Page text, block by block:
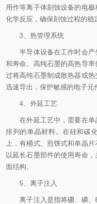
用作等离子体刻蚀设备的电
化学反应，确保刻蚀过程的稳
3、热管理系统
半导体设备在工作时会产
和寿命。高纯石墨的高热导
过将高纯石墨制成散热器或
迅速导出，保护敏感的电子元
4、外延工艺
在外延工艺中，需要在单
排列的单晶材料。在硅和碳
上，有桶式、煎饼式和单晶
以延长石墨部件的使用寿命
面结构。
5、离子注入
离子注入是指将硼、磷、